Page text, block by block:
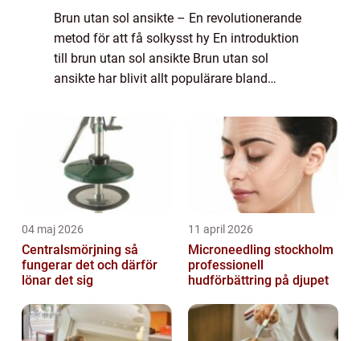
Brun utan sol ansikte – En revolutionerande
metod för att få solkysst hy En introduktion
till brun utan sol ansikte Brun utan sol
ansikte har blivit allt populärare bland
utan att utsätta sig för skadli...
04 maj 2026
Centralsmörjning så
fungerar det och därför
lönar det sig
11 april 2026
Microneedling stockholm
professionell
hudförbättring på djupet